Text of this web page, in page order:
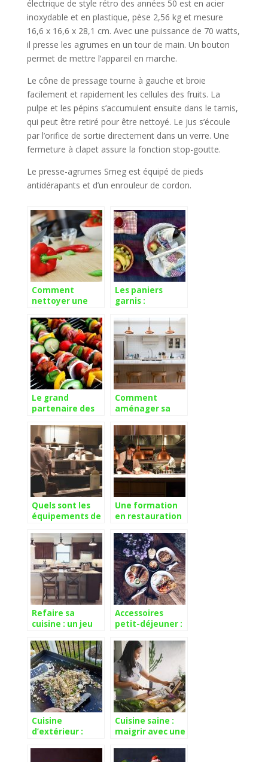
électrique de style rétro des années 50 est en acier
inoxydable et en plastique, pèse 2,56 kg et mesure
16,6 x 16,6 x 28,1 cm. Avec une puissance de 70 watts,
il presse les agrumes en un tour de main. Un bouton
permet de mettre l’appareil en marche.
Le cône de pressage tourne à gauche et broie
facilement et rapidement les cellules des fruits. La
pulpe et les pépins s’accumulent ensuite dans le tamis,
qui peut être retiré pour être nettoyé. Le jus s’écoule
par l’orifice de sortie directement dans un verre. Une
fermeture à clapet assure la fonction stop-goutte.
Le presse-agrumes Smeg est équipé de pieds
antidérapants et d’un enrouleur de cordon.
Comment
nettoyer une
?
Les paniers
garnis :
composer soi-
même ?
Le grand
partenaire des
grillades
Comment
aménager sa
Quels sont les
équipements de
pour aller plus
loin ?
Une formation
en restauration
propre
restaurant
Refaire sa
cuisine : un jeu
Accessoires
petit-déjeuner :
convivialité
Cuisine
d’extérieur :
Cuisine saine :
maigrir avec une
équilibrée